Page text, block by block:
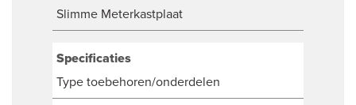
Slimme Meterkastplaat
Specificaties
Type toebehoren/onderdelen